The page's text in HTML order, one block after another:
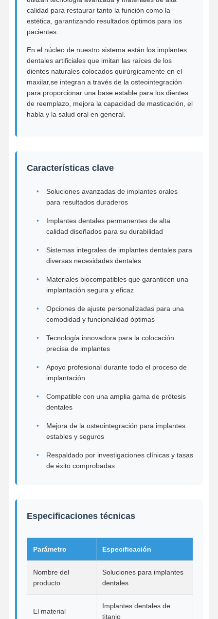
Inicio Productos
Sobre
Visita A La
Control De
Contacto
Carilla Emax
Barra del implante dental
Porcelana fundida con metal
Puente de zirconía
calidad para restaurar tanto la función como la
estética, garantizando resultados óptimos para los
pacientes.
En el núcleo de nuestro sistema están los implantes
dentales artificiales que imitan las raíces de los
dientes naturales colocados quirúrgicamente en el
maxilar,se integran a través de la osteointegración
para proporcionar una base estable para los dientes
de reemplazo, mejora la capacidad de masticación, el
habla y la salud oral en general.
Características clave
Soluciones avanzadas de implantes orales
para resultados duraderos
Implantes dentales permanentes de alta
calidad diseñados para su durabilidad
Sistemas integrales de implantes dentales para
diversas necesidades dentales
Materiales biocompatibles que garanticen una
implantación segura y eficaz
Opciones de ajuste personalizadas para una
comodidad y funcionalidad óptimas
Tecnología innovadora para la colocación
precisa de implantes
Apoyo profesional durante todo el proceso de
implantación
Compatible con una amplia gama de prótesis
dentales
Mejora de la osteointegración para implantes
estables y seguros
Respaldado por investigaciones clínicas y tasas
de éxito comprobadas
Especificaciones técnicas
Parámetro Especificación
Nombre del
producto
Soluciones para implantes
dentales
El material
Implantes dentales de
titanio